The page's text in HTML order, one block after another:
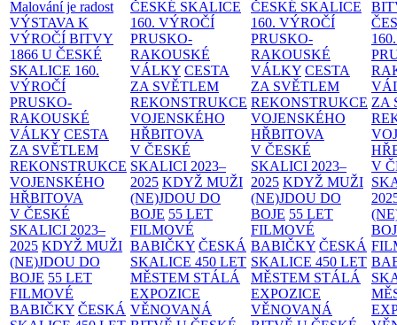
Malování je radost
VÝSTAVA K
VÝROČÍ BITVY
1866 U ČESKÉ
SKALICE 160.
VÝROČÍ
PRUSKO-
RAKOUSKÉ
VÁLKY CESTA
ZA SVĚTLEM
REKONSTRUKCE
VOJENSKÉHO
HŘBITOVA
V ČESKÉ
SKALICI 2023–
2025 KDYŽ MUŽI
(NE)JDOU DO
BOJE 55 LET
FILMOVÉ
BABIČKY ČESKÁ
ČESKÉ SKALICE
160. VÝROČÍ
PRUSKO-
RAKOUSKÉ
VÁLKY CESTA
ZA SVĚTLEM
REKONSTRUKCE
VOJENSKÉHO
HŘBITOVA
V ČESKÉ
SKALICI 2023–
2025 KDYŽ MUŽI
(NE)JDOU DO
BOJE 55 LET
FILMOVÉ
BABIČKY ČESKÁ
SKALICE 450 LET
MĚSTEM STÁLÁ
EXPOZICE
VĚNOVANÁ
ČESKÉ SKALICE
160. VÝROČÍ
PRUSKO-
RAKOUSKÉ
VÁLKY CESTA
ZA SVĚTLEM
REKONSTRUKCE
VOJENSKÉHO
HŘBITOVA
V ČESKÉ
SKALICI 2023–
2025 KDYŽ MUŽI
(NE)JDOU DO
BOJE 55 LET
FILMOVÉ
BABIČKY ČESKÁ
SKALICE 450 LET
MĚSTEM STÁLÁ
EXPOZICE
VĚNOVANÁ
ZA
V